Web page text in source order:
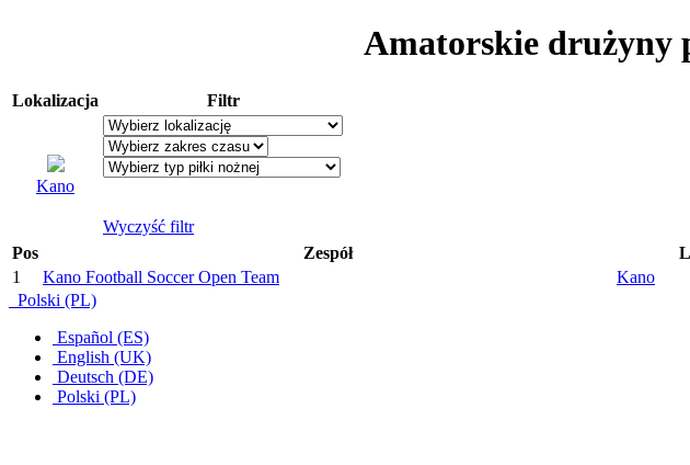
Amatorskie drużyny
Lokalizacja Filtr
Kano
Wyczyść filtr
Pos
Zespół
1
Kano Football Soccer Open Team Kano
Polski (PL)
Español (ES)
English (UK)
Deutsch (DE)
Polski (PL)